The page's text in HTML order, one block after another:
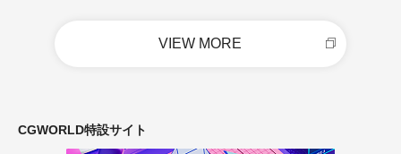
VIEW MORE
CGWORLD特設サイト